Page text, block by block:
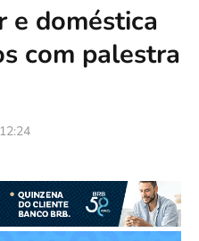
e doméstica
com palestra
12:24